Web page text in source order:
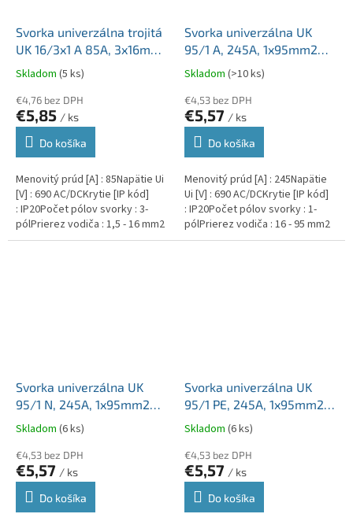
Svorka univerzálna trojitá
UK 16/3x1 A 85A, 3x16mm2
3pól, AL/CU, krytá, sivá, na
DIN lištu
Skladom (5 ks)
€4,76 bez DPH
€5,85 / ks
Do košíka
Menovitý prúd [A] : 85Napätie Ui
[V] : 690 AC/DCKrytie [IP kód]
: IP20Počet pólov svorky : 3-
pólPrierez vodiča : 1,5 - 16 mm2
Svorka univerzálna UK
95/1 A, 245A, 1x95mm2
1pól., AL/CU, krytá, sivá,
na DIN a Montážnu dosku
Skladom (>10 ks)
€4,53 bez DPH
€5,57 / ks
Do košíka
Menovitý prúd [A] : 245Napätie
Ui [V] : 690 AC/DCKrytie [IP kód]
: IP20Počet pólov svorky : 1-
pólPrierez vodiča : 16 - 95 mm2
Svorka univerzálna UK
95/1 N, 245A, 1x95mm2
1pól., AL/CU, krytá, modrá,
na DIN a Montážnu dosku
Skladom (6 ks)
€4,53 bez DPH
€5,57 / ks
Do košíka
Svorka univerzálna UK
95/1 PE, 245A, 1x95mm2
1pól., AL/CU, krytá,
zeleno-žltá, na DIN a
Montážnu dosku
Skladom (6 ks)
€4,53 bez DPH
€5,57 / ks
Do košíka